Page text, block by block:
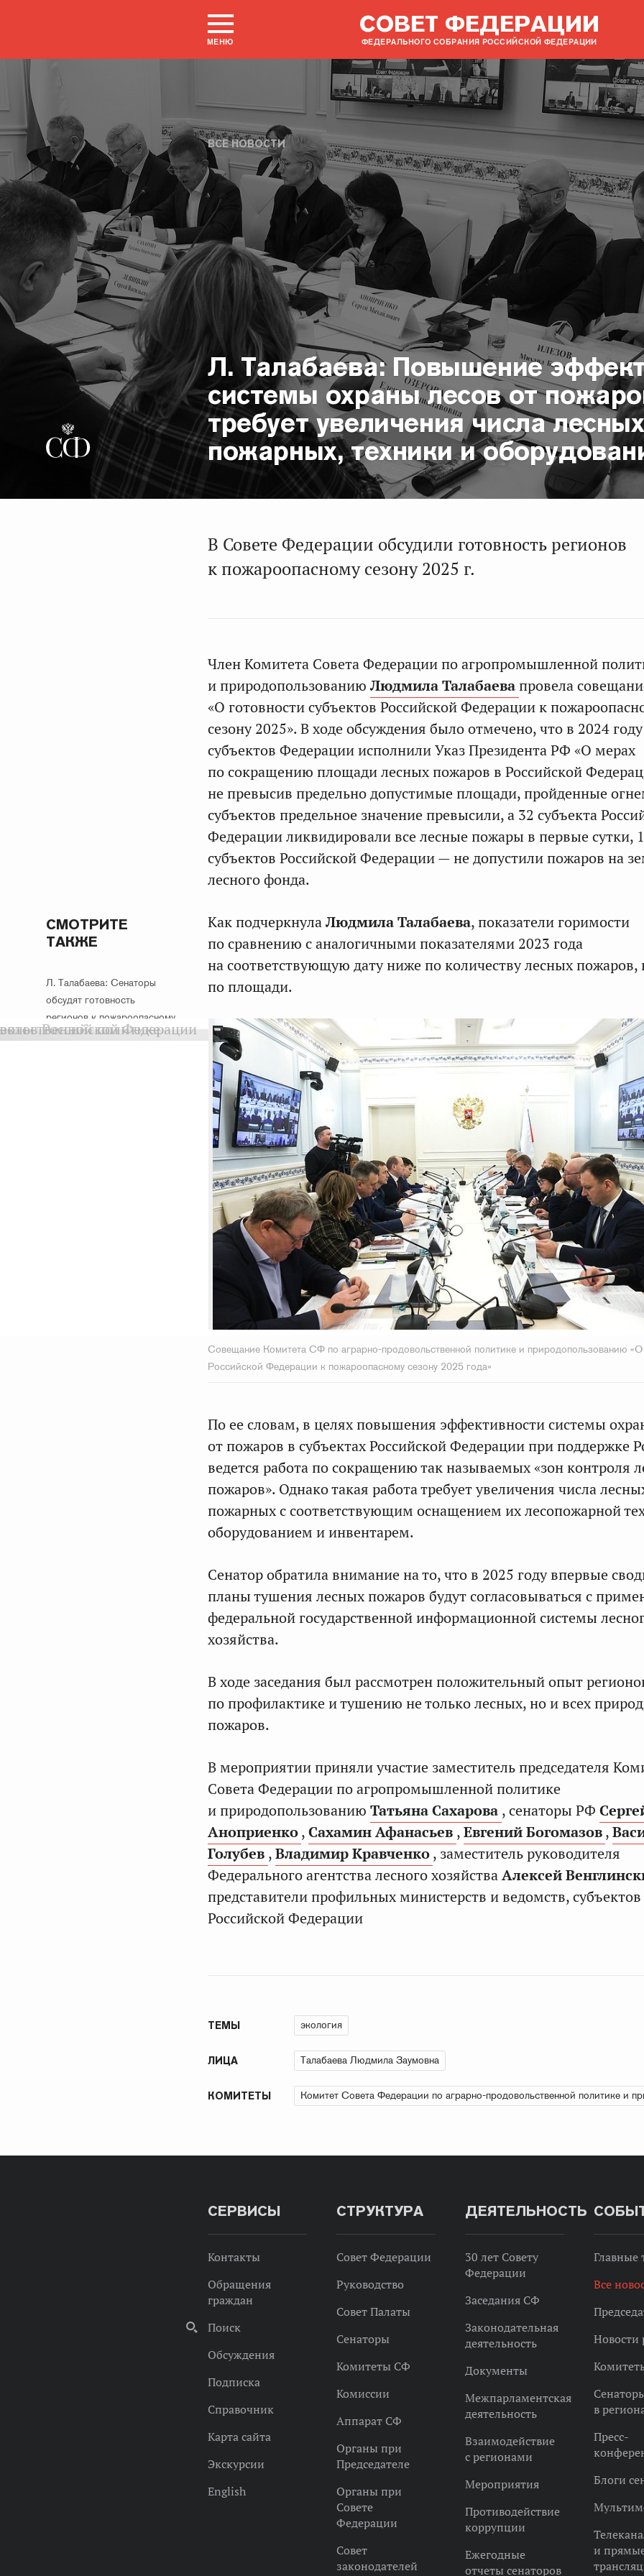
МЕНЮ
СОВЕТ ФЕДЕРАЦИИ
ФЕДЕРАЛЬНОГО СОБРАНИЯ РОССИЙСКОЙ ФЕДЕРАЦИИ
ВСЕ НОВОСТИ
Л. Талабаева: Повышение
системы охраны лесов от
требует увеличения числа лесных
пожарных, техники и
В Совете Федерации обсудили готовность регионов
к пожароопасному сезону 2025 г.
Член Комитета Совета Федерации по агропромышленной
и природопользованию Людмила Талабаевапровела
«О готовности субъектов Российской Федерации к
сезону 2025». В ходе обсуждения было отмечено, что в 2024
субъектов Федерации исполнили Указ Президента РФ «О мерах
по сокращению площади лесных пожаров в Российской
не превысив предельно допустимые площади, пройденные
субъектов предельное значение превысили, а 32 субъекта
Федерации ликвидировали все лесные пожары в первые сутки,
субъектов Российской Федерации — не допустили пожаров на
лесного фонда.
СМОТРИТЕ
ТАКЖЕ
Л. Талабаева: Сенаторы
обсудят готовность
регионов к пожароопасному
сезону
Как подчеркнулаЛюдмила Талабаева, показатели горимости
по сравнению с аналогичными показателями 2023 года
на соответствующую дату ниже по количеству лесных
по площади.
Совещание Комитета СФ по аграрно-продовольственной политике и природопользованию «О
Российской Федерации к пожароопасному сезону 2025 года»
По ее словам, в целях повышения эффективности системы
от пожаров в субъектах Российской Федерации при поддержке
ведется работа по сокращению так называемых «зон контроля
пожаров». Однако такая работа требует увеличения числа
пожарных с соответствующим оснащением их лесопожарной
оборудованием и инвентарем.
Сенатор обратила внимание на то, что в 2025 году впервые
планы тушения лесных пожаров будут согласовываться с
федеральной государственной информационной системы
хозяйства.
В ходе заседания был рассмотрен положительный опыт
по профилактике и тушению не только лесных, но и всех
пожаров.
В мероприятии приняли участие заместитель председателя
Совета Федерации по агропромышленной политике
и природопользованию Татьяна Сахарова , сенаторы РФ
Аноприенко,Сахамин Афанасьев ,Евгений Богомазов,
Голубев ,Владимир Кравченко, заместитель руководителя
Федерального агентства лесного хозяйстваАлексей
представители профильных министерств и ведомств, субъектов
Российской Федерации
ТЕМЫ экология
ЛИЦА Талабаева Людмила Заумовна
КОМИТЕТЫ Комитет Совета Федерации по аграрно-продовольственной политике и
СЕРВИСЫ
Контакты
Обращения
граждан
Поиск
Обсуждения
Подписка
Справочник
Карта сайта
Экскурсии
English
СТРУКТУРА
Совет Федерации
Руководство
Совет Палаты
Сенаторы
Комитеты СФ
Комиссии
Аппарат СФ
Органы при
Председателе
Органы при
Совете
Федерации
Совет
законодателей
ДЕЯТЕЛЬНОСТЬ
30 лет Совету
Федерации
Заседания СФ
Законодательная
деятельность
Документы
Межпарламентская
деятельность
Взаимодействие
с регионами
Мероприятия
Противодействие
коррупции
Ежегодные
отчеты сенаторов
Главные
Все
Новости
в
Пресс-
Блоги
и